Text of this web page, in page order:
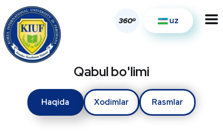
360o uz
Qabul bo'limi
Haqida Xodimlar Rasmlar